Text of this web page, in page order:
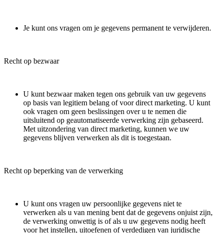
Je kunt ons vragen om je gegevens permanent te verwijderen.
Recht op bezwaar
U kunt bezwaar maken tegen ons gebruik van uw gegevens
op basis van legitiem belang of voor direct marketing. U kunt
ook vragen om geen beslissingen over u te nemen die
uitsluitend op geautomatiseerde verwerking zijn gebaseerd.
Met uitzondering van direct marketing, kunnen we uw
gegevens blijven verwerken als dit is toegestaan.
Recht op beperking van de verwerking
U kunt ons vragen uw persoonlijke gegevens niet te
verwerken als u van mening bent dat de gegevens onjuist zijn,
de verwerking onwettig is of als u uw gegevens nodig heeft
voor het instellen, uitoefenen of verdedigen van juridische